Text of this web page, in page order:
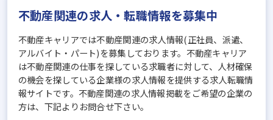
不動産関連の求人・転職情報を募集中
不動産キャリアでは不動産関連の求人情報(正社員、派遣、
アルバイト・パート)を募集しております。不動産キャリア
は不動産関連の仕事を探している求職者に対して、人材確保
の機会を探している企業様の求人情報を提供する求人転職情
報サイトです。不動産関連の求人情報掲載をご希望の企業の
方は、下記よりお問合せ下さい。